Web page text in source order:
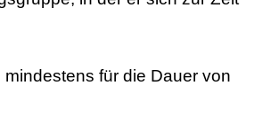
für die Dauer von